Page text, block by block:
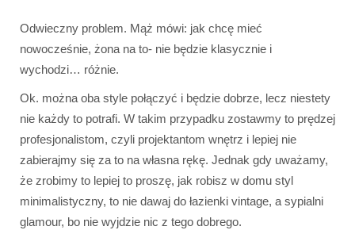
Odwieczny problem. Mąż mówi: jak chcę mieć
nowocześnie, żona na to- nie będzie klasycznie i
wychodzi… różnie.
Ok. można oba style połączyć i będzie dobrze, lecz niestety
nie każdy to potrafi. W takim przypadku zostawmy to prędzej
profesjonalistom, czyli projektantom wnętrz i lepiej nie
zabierajmy się za to na własna rękę. Jednak gdy uważamy,
że zrobimy to lepiej to proszę, jak robisz w domu styl
minimalistyczny, to nie dawaj do łazienki vintage, a sypialni
glamour, bo nie wyjdzie nic z tego dobrego.